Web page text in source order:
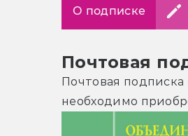
О подписке
Почтовая
Почтовая подписка
необходимо